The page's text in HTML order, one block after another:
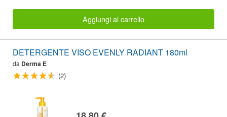
Aggiungi al carrello
DETERGENTE VISO EVENLY RADIANT 180ml
da Derma E
(2)